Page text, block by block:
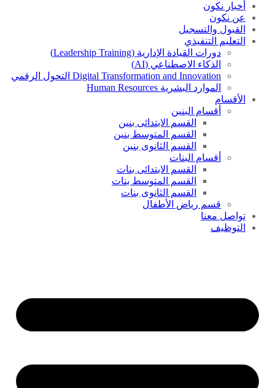
أخبار نكون
عن نكون
القبول والتسجيل
التعليم التنفيذي
دورات القيادة الإدارية (Leadership Training)
الذكاء الاصطناعي (AI)
Digital Transformation and Innovation التحول الرقمي
الموارد البشرية Human Resources
الأقسام
أقسام البنين
القسم الابتدائى بنين
القسم المتوسط بنين
القسم الثانوى بنين
أقسام البنات
القسم الابتدائى بنات
القسم المتوسط بنات
القسم الثانوى بنات
قسم رياض الأطفال
تواصل معنا
التوظيف